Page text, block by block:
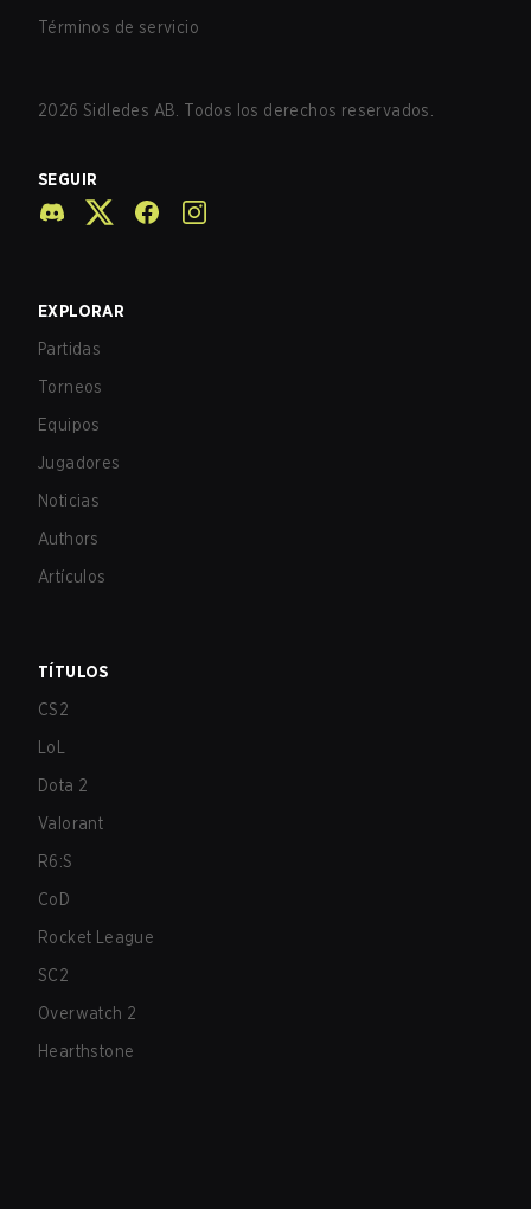
Términos de servicio
2026 Sidledes AB. Todos los derechos reservados.
SEGUIR
EXPLORAR
Partidas
Torneos
Equipos
Jugadores
Noticias
Authors
Artículos
TÍTULOS
CS2
LoL
Dota 2
Valorant
R6:S
CoD
Rocket League
SC2
Overwatch 2
Hearthstone